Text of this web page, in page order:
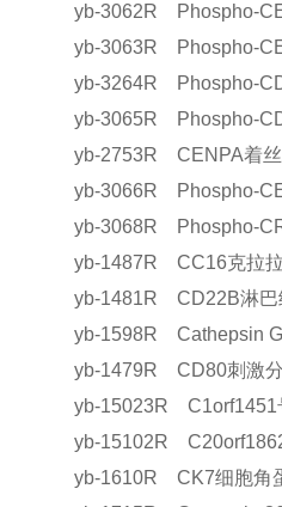
yb-3062R Phospho-
yb-3063R Phospho-
yb-3264R Phospho-
yb-3065R Phospho-
yb-2753R CENPA着丝
yb-3066R Phospho-
yb-3068R Phospho-
yb-1487R CC16克拉
yb-1481R CD22B淋巴
yb-1598R Cathepsin
yb-1479R CD80刺激
yb-15023R C1orf1451
yb-15102R
yb-1610R CK7细胞角